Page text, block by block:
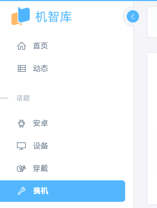
首页
动态
话题
安卓
设备
穿戴
搞机